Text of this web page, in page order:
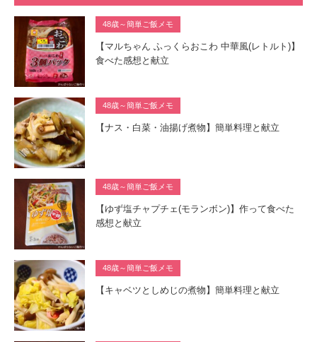
48歳～簡単ご飯メモ
【マルちゃん ふっくらおこわ 中華風(レトルト)】
食べた感想と献立
48歳～簡単ご飯メモ
【ナス・白菜・油揚げ煮物】簡単料理と献立
48歳～簡単ご飯メモ
【ゆず塩チャプチェ(モランボン)】作って食べた
感想と献立
48歳～簡単ご飯メモ
【キャベツとしめじの煮物】簡単料理と献立